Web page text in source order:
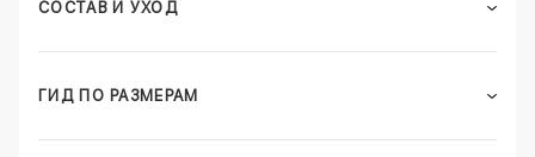
СОСТАВ И УХОД
ГИД ПО РАЗМЕРАМ